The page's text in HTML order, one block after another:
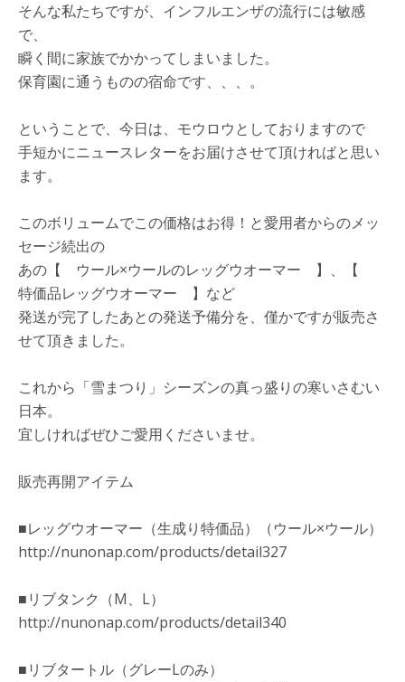
そんな私たちですが、インフルエンザの流行には敏感
で、
瞬く間に家族でかかってしまいました。
保育園に通うものの宿命です、、、。
ということで、今日は、モウロウとしておりますので
手短かにニュースレターをお届けさせて頂ければと思い
ます。
このボリュームでこの価格はお得！と愛用者からのメッ
セージ続出の
あの【 ウール×ウールのレッグウオーマー 】、【
特価品レッグウオーマー 】など
発送が完了したあとの発送予備分を、僅かですが販売さ
せて頂きました。
これから「雪まつり」シーズンの真っ盛りの寒いさむい
日本。
宜しければぜひご愛用くださいませ。
販売再開アイテム
■レッグウオーマー（生成り特価品）（ウール×ウール）
http://nunonap.com/products/detail327
■リブタンク（M、L）
http://nunonap.com/products/detail340
■リブタートル（グレーLのみ）